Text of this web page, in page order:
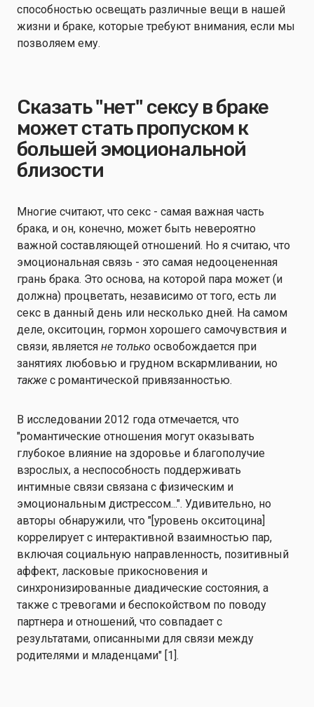
способностью освещать различные вещи в нашей
жизни и браке, которые требуют внимания, если мы
позволяем ему.
Сказать "нет" сексу в браке
может стать пропуском к
большей эмоциональной
близости
Многие считают, что секс - самая важная часть
брака, и он, конечно, может быть невероятно
важной составляющей отношений. Но я считаю, что
эмоциональная связь - это самая недооцененная
грань брака. Это основа, на которой пара может (и
должна) процветать, независимо от того, есть ли
секс в данный день или несколько дней. На самом
деле, окситоцин, гормон хорошего самочувствия и
связи, является не только освобождается при
занятиях любовью и грудном вскармливании, но
также с романтической привязанностью.
В исследовании 2012 года отмечается, что
"романтические отношения могут оказывать
глубокое влияние на здоровье и благополучие
взрослых, а неспособность поддерживать
интимные связи связана с физическим и
эмоциональным дистрессом...". Удивительно, но
авторы обнаружили, что "[уровень окситоцина]
коррелирует с интерактивной взаимностью пар,
включая социальную направленность, позитивный
аффект, ласковые прикосновения и
синхронизированные диадические состояния, а
также с тревогами и беспокойством по поводу
партнера и отношений, что совпадает с
результатами, описанными для связи между
родителями и младенцами" [1].